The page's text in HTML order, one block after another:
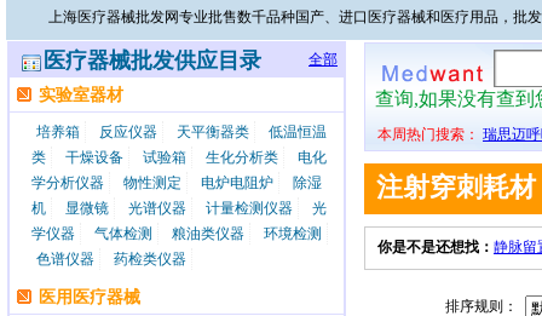
上海医疗器械批发网专业批售数千品种国产、进口医疗器械和医疗用品，批
医疗器械批发供应目录 全部
实验室器材
培养箱 反应仪器 天平衡器类
低温恒温
类
干燥设备 试验箱 生化分析类
电化
学分析仪器
物性测定 电炉电阻炉
除湿
机
显微镜 光谱仪器 计量检测仪器
光
学仪器
气体检测 粮油类仪器
环境检测
色谱仪器
药检类仪器
医用医疗器械
查询,如果没有查到
本周热门搜索： 瑞思迈
注射穿刺耗材
你是不是还想找： 静脉留
排序规则：